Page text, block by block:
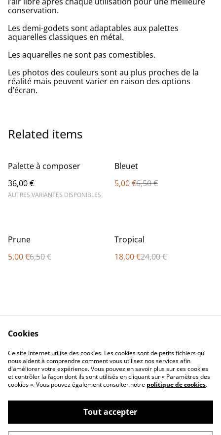
conservation.
Les demi-godets sont adaptables aux palettes
aquarelles classiques en métal.
Les aquarelles ne sont pas comestibles.
Les photos des couleurs sont au plus proches de la
réalité mais peuvent varier en raison des options
d’écran.
Related items
Palette à composer
36,00 €
AUTRES VARIANTES DISPONIBLES
%
Bleuet
5,00 €6,50 €
%
Prune
5,00 €6,50 €
%
Tropical
18,00 €24,00 €
Contact Us
Legal Terms
Privacy Policy
Cookie Policy
©2026Les couleurs de Lola
Cookies
Ce site Internet utilise des cookies. Les cookies sont de petits fichiers qui
nous aident à comprendre comment vous utilisez nos services afin
d'améliorer votre expérience. Vous pouvez en savoir plus sur ces cookies
et contrôler la façon dont ils sont utilisés en cliquant sur « Paramètres des
cookies ». Vous pouvez également consulter notre politique de cookies.
Tout accepter